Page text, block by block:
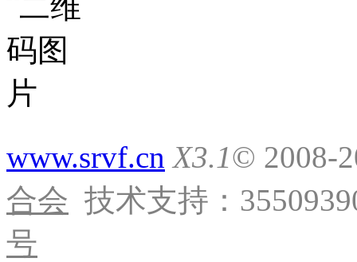
www.srvf.cn X3.1© 2008-
合会 技术支持：
号